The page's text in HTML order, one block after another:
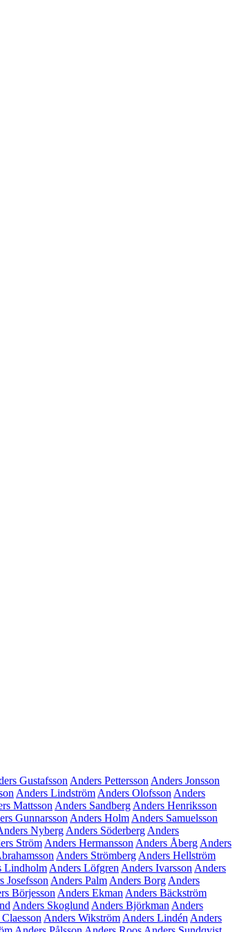
Gustafsson Anders Pettersson Anders Jonsson
Anders Lindström Anders Olofsson Anders
Mattsson Anders Sandberg Anders Henriksson
Gunnarsson Anders Holm Anders Samuelsson
Nyberg Anders Söderberg Anders
Ström Anders Hermansson Anders Åberg Anders
Anders Strömberg Anders Hellström
Lindholm Anders Löfgren Anders Ivarsson Anders
Josefsson Anders Palm Anders Borg Anders
Börjesson Anders Ekman Anders Bäckström
Anders Skoglund Anders Björkman Anders
Anders Wikström Anders Lindén Anders